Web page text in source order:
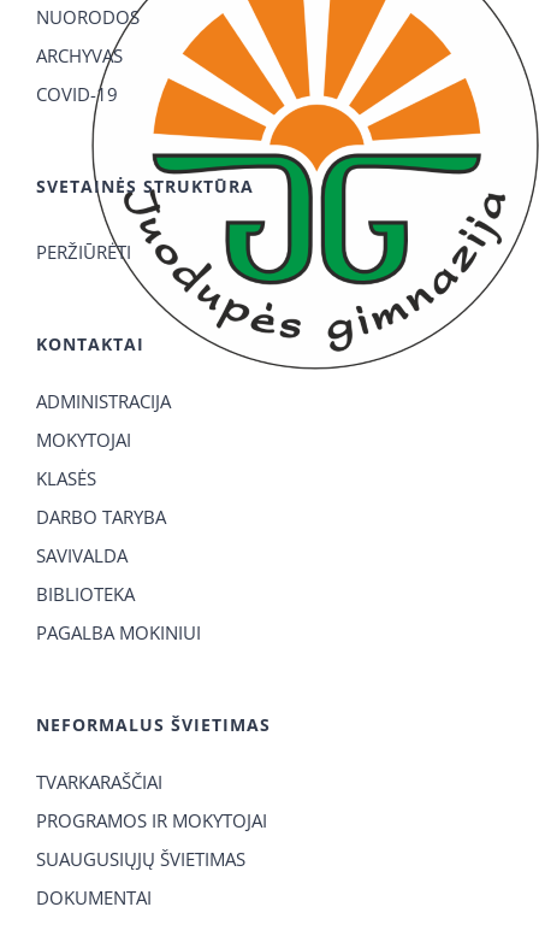
NUORODOS
ARCHYVAS
COVID-19
SVETAINĖS STRUKTŪRA
PERŽIŪRĖTI
KONTAKTAI
ADMINISTRACIJA
MOKYTOJAI
KLASĖS
DARBO TARYBA
SAVIVALDA
BIBLIOTEKA
PAGALBA MOKINIUI
NEFORMALUS ŠVIETIMAS
TVARKARAŠČIAI
PROGRAMOS IR MOKYTOJAI
SUAUGUSIŲJŲ ŠVIETIMAS
DOKUMENTAI